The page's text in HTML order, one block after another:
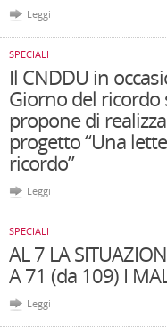
Leggi
SPECIALI
Il CNDDU in
Giorno del ricordo
propone di
progetto “Una
ricordo”
Leggi
SPECIALI
AL 7 LA
A 71 (da 109) I
Leggi